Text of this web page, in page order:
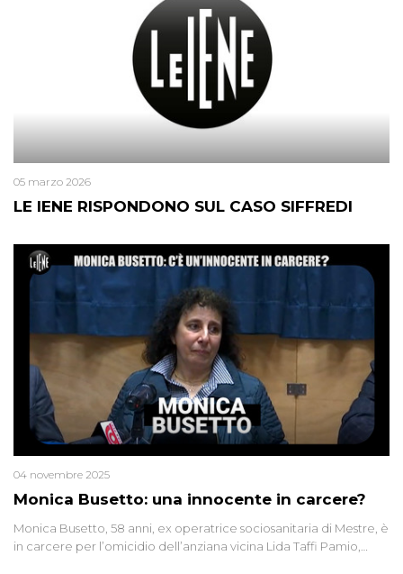
LE IENE RISPONDONO SUL CASO SIFFREDI
05 marzo 2026
Monica Busetto: una innocente in carcere?
04 novembre 2025
Monica Busetto, 58 anni, ex operatrice sociosanitaria di Mestre, è
in carcere per l’omicidio dell’anziana vicina Lida Taffi Pamio,